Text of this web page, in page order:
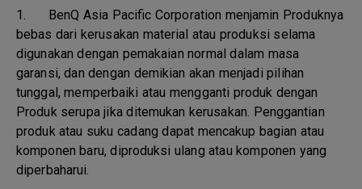
1. BenQ Asia Pacific Corporation menjamin Produknya
bebas dari kerusakan material atau produksi selama
digunakan dengan pemakaian normal dalam masa
garansi, dan dengan demikian akan menjadi pilihan
tunggal, memperbaiki atau mengganti produk dengan
Produk serupa jika ditemukan kerusakan. Penggantian
produk atau suku cadang dapat mencakup bagian atau
komponen baru, diproduksi ulang atau komponen yang
diperbaharui.